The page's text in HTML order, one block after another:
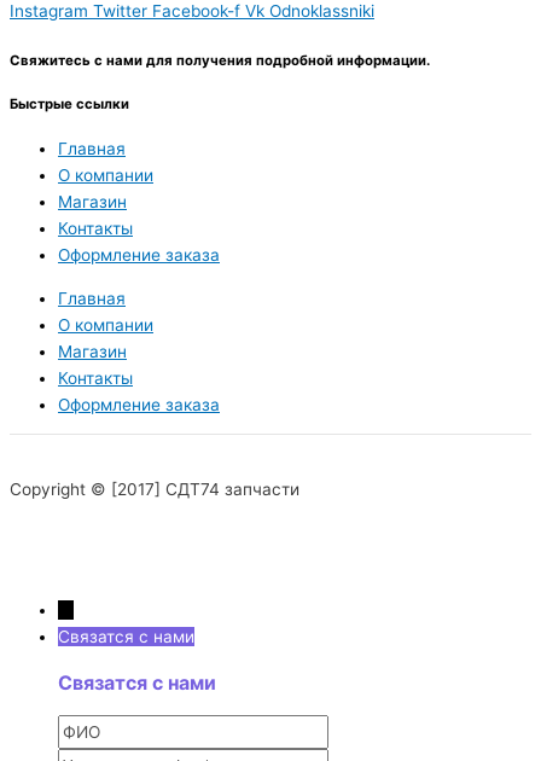
Instagram Twitter Facebook-f Vk Odnoklassniki
Свяжитесь с нами для получения подробной информации.
Быстрые ссылки
Главная
О компании
Магазин
Контакты
Оформление заказа
Главная
О компании
Магазин
Контакты
Оформление заказа
Copyright © [2017] СДТ74 запчасти
Связатся с нами
Связатся с нами